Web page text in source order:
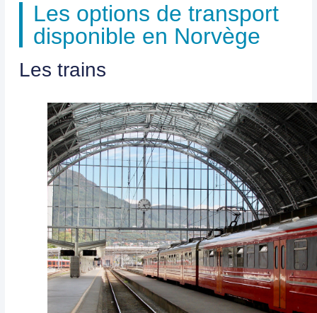
Les options de transport
disponible en Norvège
Les trains